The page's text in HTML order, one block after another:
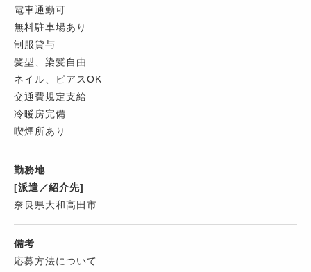
電車通勤可
無料駐車場あり
制服貸与
髪型、染髪自由
ネイル、ピアスOK
交通費規定支給
冷暖房完備
喫煙所あり
勤務地
[派遣／紹介先]
奈良県大和高田市
備考
応募方法について